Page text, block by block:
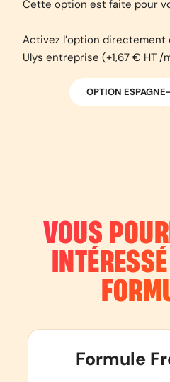
Cette option est faite pour
Activez l’option
Ulys entreprise (+1,67 € HT
OPTION
VOUS
Formule